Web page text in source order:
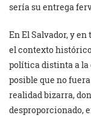
sería su entrega
En El Salvador, y
el contexto
política distinta a la
posible que no
realidad bizarra,
desproporcionado,